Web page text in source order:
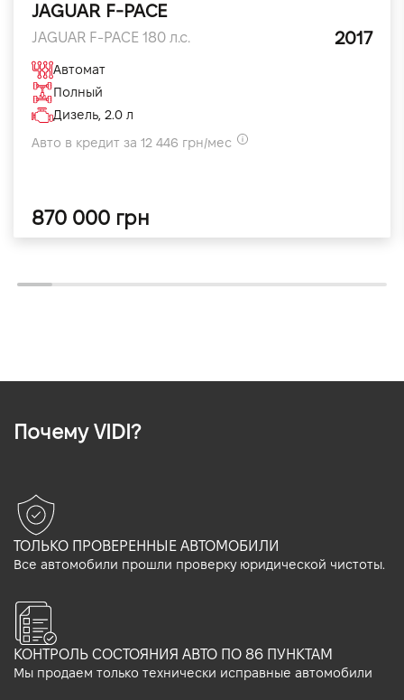
JAGUAR F-PACE
JAGUAR F-PACE 180 л.с. 2017
Автомат
Полный
Дизель, 2.0 л
Авто в кредит за 12 446 грн/мес
870 000 грн
Почему VIDI?
ТОЛЬКО ПРОВЕРЕННЫЕ АВТОМОБИЛИ
Все автомобили прошли проверку юридической чистоты.
КОНТРОЛЬ СОСТОЯНИЯ АВТО ПО 86 ПУНКТАМ
Мы продаем только технически исправные автомобили